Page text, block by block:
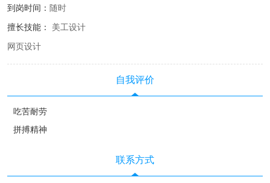
到岗时间： 随时
擅长技能： 美工设计
网页设计
自我评价
吃苦耐劳
拼搏精神
联系方式